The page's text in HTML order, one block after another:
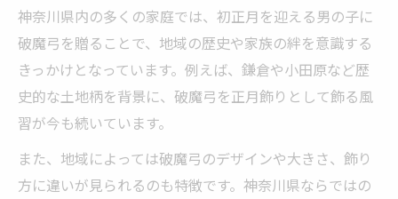
神奈川県内の多くの家庭では、初正月を迎える男の子に
破魔弓を贈ることで、地域の歴史や家族の絆を意識する
きっかけとなっています。例えば、鎌倉や小田原など歴
史的な土地柄を背景に、破魔弓を正月飾りとして飾る風
習が今も続いています。
また、地域によっては破魔弓のデザインや大きさ、飾り
方に違いが見られるのも特徴です。神奈川県ならではの